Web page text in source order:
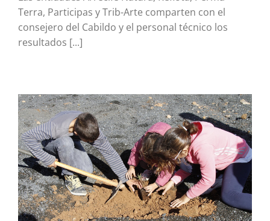
Terra, Participas y Trib-Arte comparten con el
consejero del Cabildo y el personal técnico los
resultados [...]